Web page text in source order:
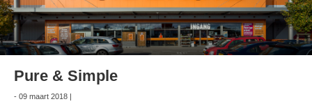
Pure & Simple
- 09 maart 2018 |